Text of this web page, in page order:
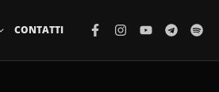
CONTATTI